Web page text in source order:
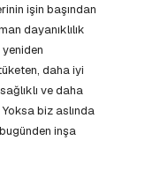
işin başından
dayanıklılık
daha iyi
ve daha
biz aslında
inşa